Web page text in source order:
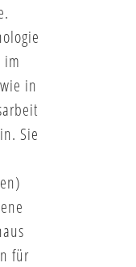
im
in
Sie
für